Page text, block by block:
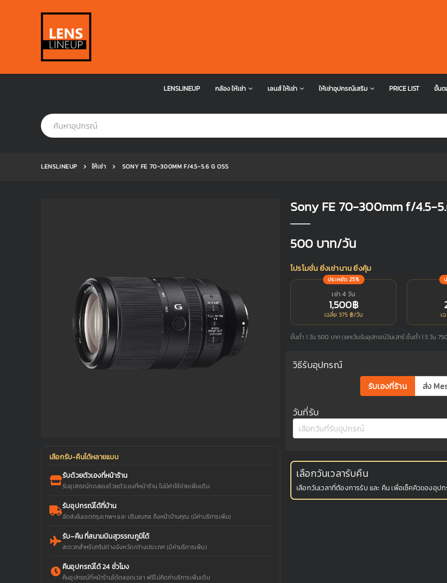
LENSLINEUP กล้อง ให้เช่า เลนส์ ให้เช่า ให้เช่าอุปกรณ์เสริม PRICE LIST ขั้นต
LENSLINEUP ให้เช่า SONY FE 70-300MM F/4.5-5.6 G OSS
เลือกรับ-คืนได้หลายแบบ
รับด้วยตัวเองที่หน้าร้าน
รับอุปกรณ์ทดสอบด้วยตัวเองที่หน้าร้าน ไม่มีค่าใช้จ่ายเพิ่มเติม
รับอุปกรณ์ได้ที่บ้าน
จัดส่งในเขตกรุงเทพฯ และ ปริมณฑล ถึงหน้าบ้านคุณ (มีค่าบริการเพิ่ม)
รับ–คืน ที่สนามบินสุวรรณภูมิได้
สะดวกสำหรับทริปต่างจังหวัด/ต่างประเทศ (มีค่าบริการเพิ่ม)
คืนอุปกรณ์ได้ 24 ชั่วโมง
คืนอุปกรณ์ที่หน้าร้านได้ตลอดเวลา ฟรีไม่คิดค่าบริการเพิ่มเติม
Sony FE 70-300mm f/4.5-
500 บาท/วัน
โปรโมชั่น ยิ่งเช่านาน ยิ่งคุ้ม
ประหยัด 25%
เช่า 4 วัน
1,500฿
เฉลี่ย 375 ฿/วัน เ
ขั้นต่ำ 1 วัน 500 บาท (ยกเว้นรับอุปกรณ์วันเสาร์ ขั้นต่ำ 1.5 วัน
วิธีรับอุปกรณ์
รับเองที่ร้าน ส่ง
วันที่รับ
เลือกวันเวลารับคืน
เลือกวันเวลาที่ต้องการรับ และ คืน เพื่อเช็คคิวของอุป